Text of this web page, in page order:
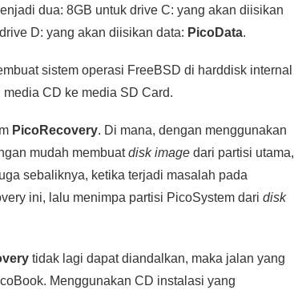
dua: 8GB untuk drive C: yang akan diisikan
D: yang akan diisikan data: PicoData.
sistem operasi FreeBSD di harddisk internal
CD ke media SD Card.
PicoRecovery. Di mana, dengan menggunakan
mudah membuatdisk image dari partisi utama,
sebaliknya, ketika terjadi masalah pada
ini, lalu menimpa partisi PicoSystem dari disk
tidak lagi dapat diandalkan, maka jalan yang
Menggunakan CD instalasi yang